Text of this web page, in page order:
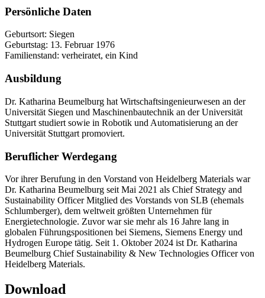
Persönliche Daten
Geburtsort: Siegen
Geburtstag: 13. Februar 1976
Familienstand: verheiratet, ein Kind
Ausbildung
Dr. Katharina Beumelburg hat Wirtschaftsingenieurwesen an der
Universität Siegen und Maschinenbautechnik an der Universität
Stuttgart studiert sowie in Robotik und Automatisierung an der
Universität Stuttgart promoviert.
Beruflicher Werdegang
Vor ihrer Berufung in den Vorstand von Heidelberg Materials war
Dr. Katharina Beumelburg seit Mai 2021 als Chief Strategy and
Sustainability Officer Mitglied des Vorstands von SLB (ehemals
Schlumberger), dem weltweit größten Unternehmen für
Energietechnologie. Zuvor war sie mehr als 16 Jahre lang in
globalen Führungspositionen bei Siemens, Siemens Energy und
Hydrogen Europe tätig. Seit 1. Oktober 2024 ist Dr. Katharina
Beumelburg Chief Sustainability & New Technologies Officer von
Heidelberg Materials.
Download